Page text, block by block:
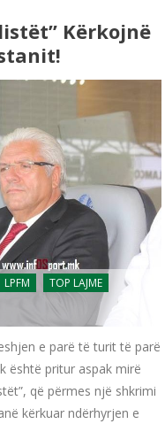
Kërkojnë
LPFM TOP LAJME
e parë të turit të parë
është pritur aspak mirë
që përmes një shkrimi
kërkuar ndërhyrjen e